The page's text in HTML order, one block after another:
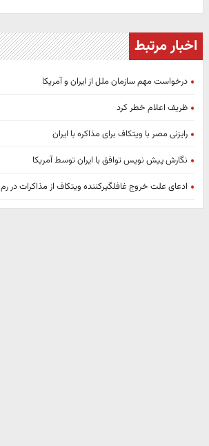
اخبار مرتبط
درخواست مهم سازمان ملل از ایران و آمریکا
ظریف اعلام خطر کرد
رایزنی مصر با ویتکاف برای مذاکره با ایران
نگارش پیش نویس توافق با ایران توسط آمریکا
ادعای علت خروج غافلگیرکننده ویتکاف از مذاکرات در رم